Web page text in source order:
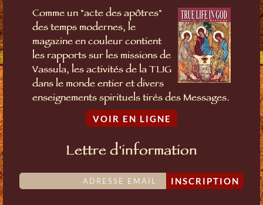
Comme un "acte des apôtres"
des temps modernes, le
magazine en couleur contient
les rapports sur les missions de
Vassula, les activités de la TLIG
dans le monde entier et divers
enseignements spirituels tirés des Messages.
VOIR EN LIGNE
Lettre d'information
INSCRIPTION